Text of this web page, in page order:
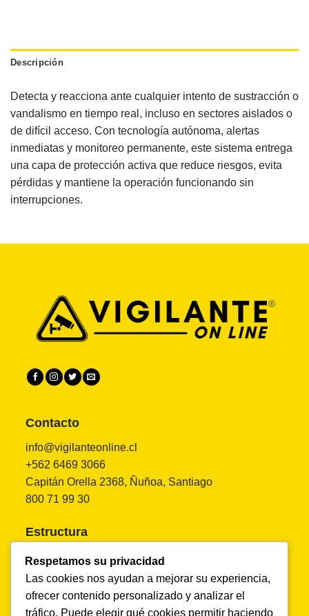
Descripción
Detecta y reacciona ante cualquier intento de sustracción o
vandalismo en tiempo real, incluso en sectores aislados o
de difícil acceso. Con tecnología autónoma, alertas
inmediatas y monitoreo permanente, este sistema entrega
una capa de protección activa que reduce riesgos, evita
pérdidas y mantiene la operación funcionando sin
interrupciones.
Contacto
info@vigilanteonline.cl
+562 6469 3066
Capitán Orella 2368, Ñuñoa, Santiago
800 71 99 30
Estructura
Inicio
Nosotros
Soluciones
Productos
Respetamos su privacidad
Las cookies nos ayudan a mejorar su experiencia,
ofrecer contenido personalizado y analizar el
tráfico. Puede elegir qué cookies permitir haciendo